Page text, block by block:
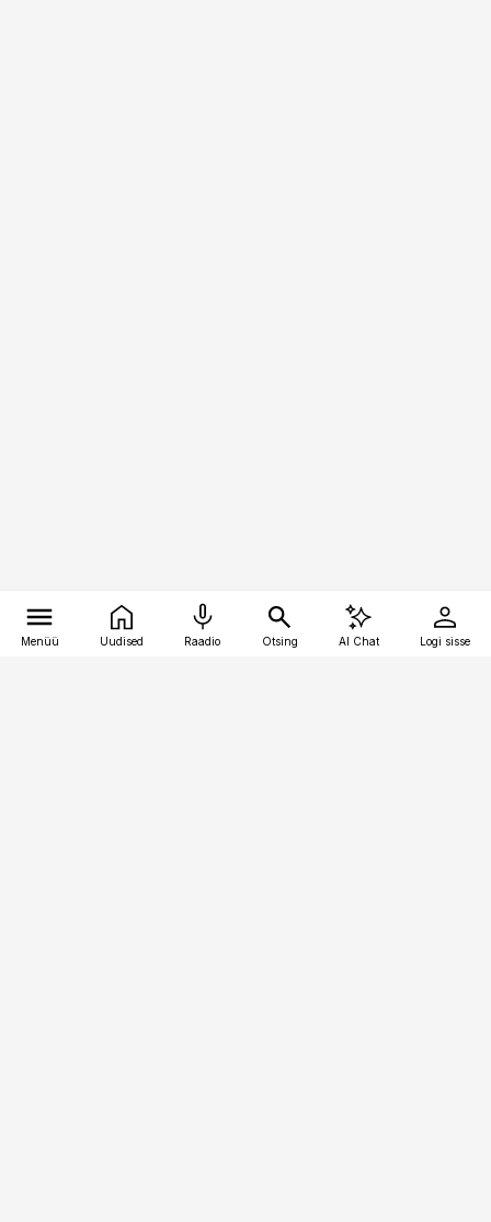
Menüü Uudised Raadio Otsing AI Chat Logi sisse